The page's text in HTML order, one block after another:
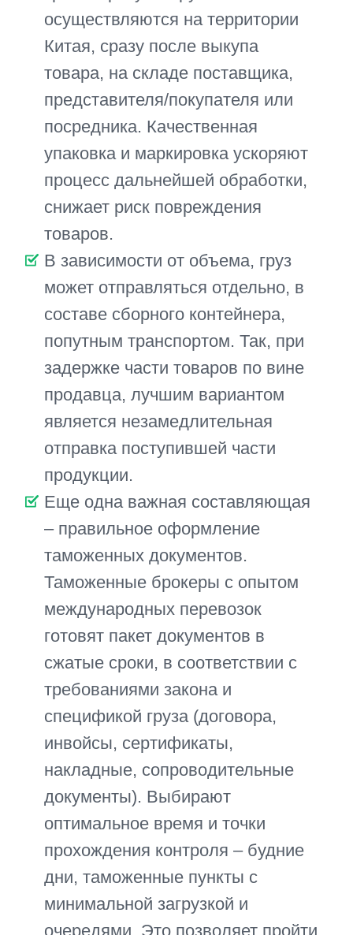
При доставке грузов крупными
логистическими компаниями
инновационные системы навигации.
Они позволяют отслеживать путь в
реальном времени, вовремя
принимать меры при чрезвычайных
обстоятельствах. Например,
предупреждать водителей о пробке
вовремя мог свернуть на объездную
дорогу. Результат мероприятий по
разработке маршрутов,
оптимизации всех этапов приемки и
отправки товаров – это
существенная экономия времени.
получить груз уже через 3 дня с
момента заключения сделки, а
автотранспортом – через 10-14
Что в итоге?
Итак, срочная доставка позволяет
получить крайне необходимые
товары или скоропортящийся груз в
максимально сжатые сроки. Если
учесть все факторы, время,
необходимое на транспортировку
продукции из Китая в Россию,
сокращается в 3-10 раз. Но, далеко
работают: для этого необходимо
учитывать массу переменных, от
погоды и состояния дорог на
маршруте. Поэтому, если время
имеет решающее значение в вашем